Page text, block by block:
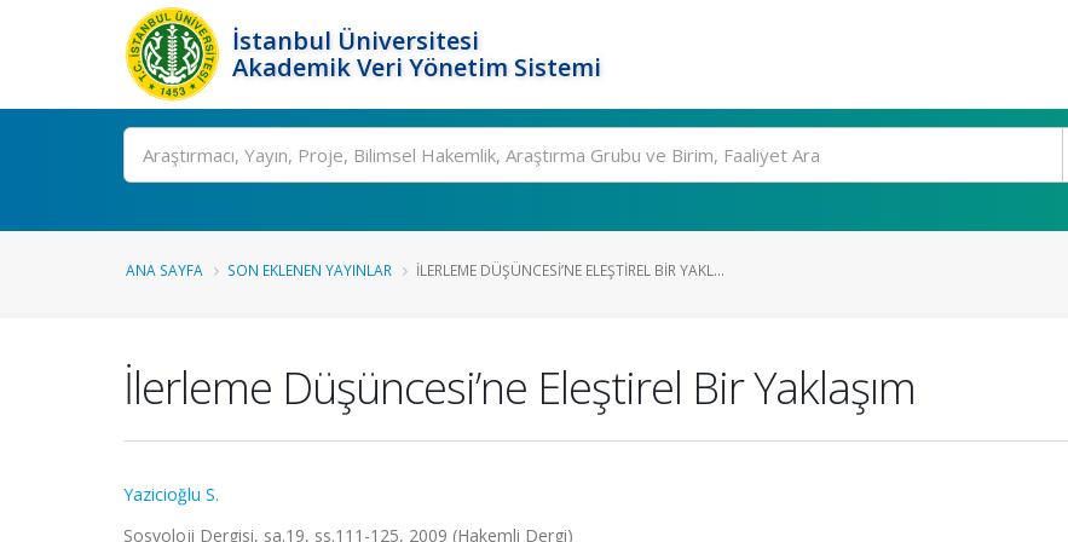
İstanbul Üniversitesi
Akademik Veri Yönetim Sistemi
Ara
ANA SAYFA SON EKLENEN YAYINLAR İLERLEME DÜŞÜNCESI’NE ELEŞTIREL BIR YAKL...
İlerleme Düşüncesi’ne Eleştirel Bir Yaklaşım
Yazicioğlu S.
Sosyoloji Dergisi, sa.19, ss.111-125, 2009 (Hakemli Dergi)